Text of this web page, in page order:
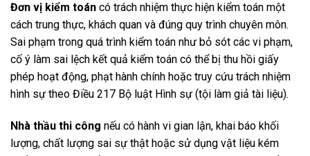
Đơn vị kiểm toán có trách nhiệm thực hiện kiểm toán một
cách trung thực, khách quan và đúng quy trình chuyên môn.
Sai phạm trong quá trình kiểm toán như bỏ sót các vi phạm,
cố ý làm sai lệch kết quả kiểm toán có thể bị thu hồi giấy
phép hoạt động, phạt hành chính hoặc truy cứu trách nhiệm
hình sự theo Điều 217 Bộ luật Hình sự (tội làm giả tài liệu).
Nhà thầu thi công nếu có hành vi gian lận, khai báo khối
lượng, chất lượng sai sự thật hoặc sử dụng vật liệu kém